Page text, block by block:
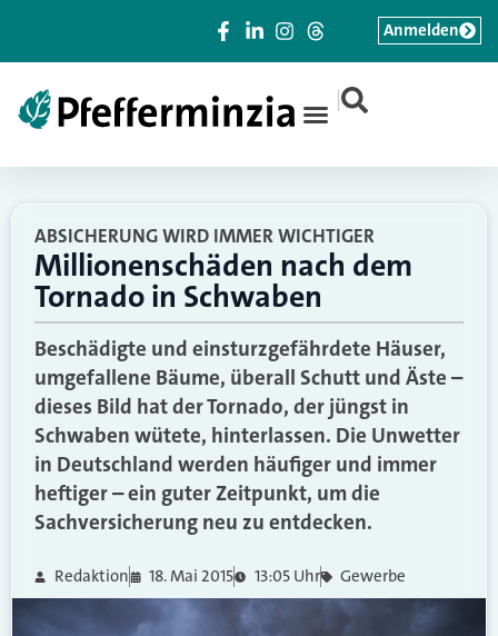
|
Anmelden
ABSICHERUNG WIRD IMMER WICHTIGER
Millionenschäden nach dem
Tornado in Schwaben
Beschädigte und einsturzgefährdete Häuser,
umgefallene Bäume, überall Schutt und Äste –
dieses Bild hat der Tornado, der jüngst in
Schwaben wütete, hinterlassen. Die Unwetter
in Deutschland werden häufiger und immer
heftiger – ein guter Zeitpunkt, um die
Sachversicherung neu zu entdecken.
Redaktion 18. Mai 2015 13:05 Uhr Gewerbe